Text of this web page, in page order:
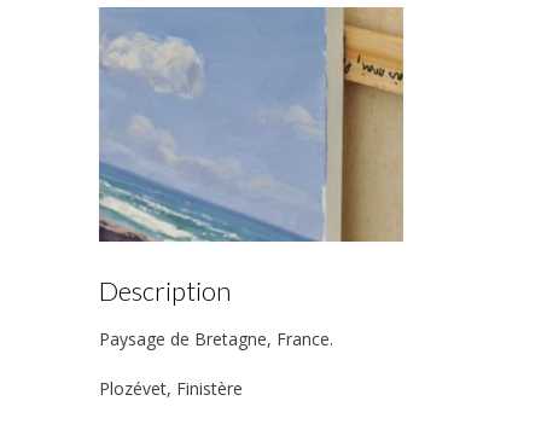
Description
Paysage de Bretagne, France.
Plozévet, Finistère